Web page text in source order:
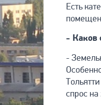
Есть
- Каков
-
спрос